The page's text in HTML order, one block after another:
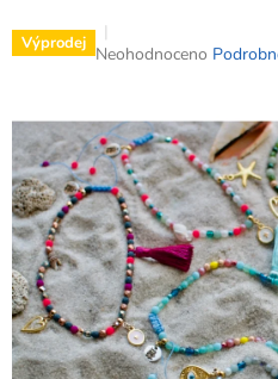
Výprodej Průměrné
je
0,0
z
5
hvězdiček.
Neohodnoceno